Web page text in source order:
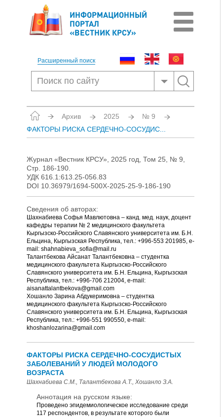
ИНФОРМАЦИОННЫЙ
ПОРТАЛ
«ВЕСТНИК КРСУ»
Расширенный поиск
Архив 2025
№ 9
ФАКТОРЫ РИСКА СЕРДЕЧНО-СОСУДИС...
Журнал «Вестник КРСУ», 2025 год, Том 25, № 9,
Стр. 186-190.
УДК 616.1:613.25-056.83
DOI 10.36979/1694-500X-2025-25-9-186-190
Сведения об авторах:
Шахнабиева Софья Мавлютовна – канд. мед. наук, доцент
кафедры терапии № 2 медицинского факультета
Кыргызско-Российского Славянского университета им. Б.Н.
Ельцина, Кыргызская Республика, тел.: +996-553 201985, e-
mail: shahnabieva_sofia@mail.ru
Талантбекова Айсанат Талантбековна – студентка
медицинского факультета Кыргызско-Российского
Славянского университета им. Б.Н. Ельцина, Кыргызская
Республика, тел.: +996-706 212004, e-mail:
aisanattalantbekova@gmail.com
Хошанло Зарина Абдукеримовна – студентка
медицинского факультета Кыргызско-Российского
Славянского университета им. Б.Н. Ельцина, Кыргызская
Республика, тел.: +996-551 990550, e-mail:
khoshanlozarina@gmail.com
ФАКТОРЫ РИСКА СЕРДЕЧНО-СОСУДИСТЫХ
ЗАБОЛЕВАНИЙ У ЛЮДЕЙ МОЛОДОГО
ВОЗРАСТА
Шахнабиева С.М., Талантбекова А.Т., Хошанло З.А.
Аннотация на русском языке:
Проведено эпидемиологическое исследование среди
117 респондентов, в результате которого были